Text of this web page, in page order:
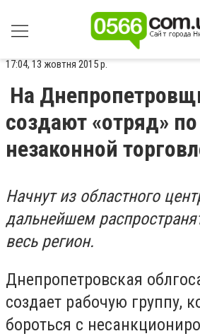
17:04, 13 жовтня 2015 р.
На
создают «отряд»
незаконной
Начнут из областного
дальнейшем
весь регион.
Днепропетровская
создает рабочую группу,
бороться с